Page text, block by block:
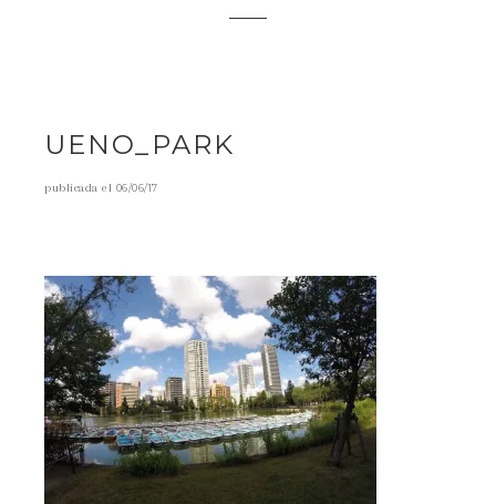
UENO_PARK
publicada el 06/06/17